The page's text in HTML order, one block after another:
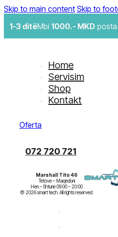
Skip to main content Skip to
1-3 ditëMbi 1000.- MKD
Home
Servisim
Shop
Kontakt
Oferta
072 720 721
Marshall Tito 46
Tetove – Maqedoni
Hen – Shtune 09:00 – 20:00